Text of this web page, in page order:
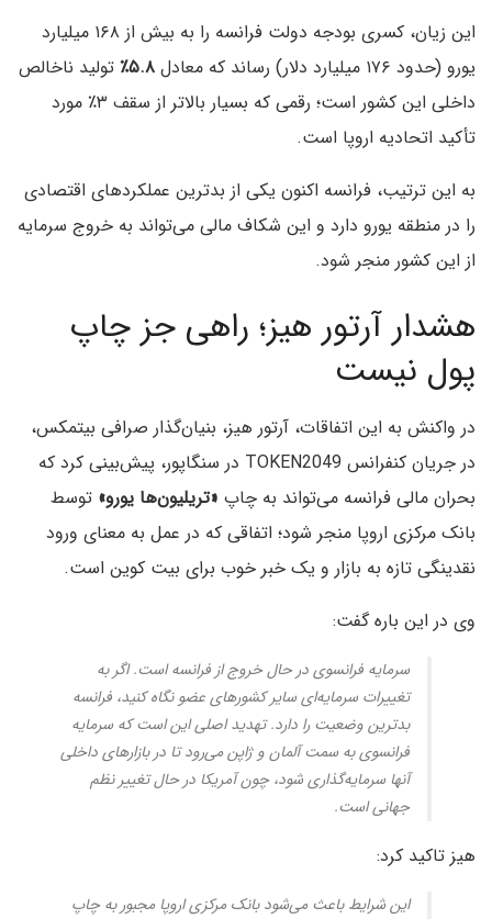
این زیان، کسری بودجه دولت فرانسه را به بیش از ۱۶۸ میلیارد
یورو (حدود ۱۷۶ میلیارد دلار) رساند که معادل
تولید ناخالص
داخلی این کشور است؛ رقمی که بسیار بالاتر از سقف ۳٪ مورد
تأکید اتحادیه اروپا است.
به این ترتیب، فرانسه اکنون یکی از بدترین عملکردهای اقتصادی
را در منطقه یورو دارد و این شکاف مالی می‌تواند به خروج سرمایه
از این کشور منجر شود.
هشدار آرتور هیز؛ راهی جز چاپ
پول نیست
در واکنش به این اتفاقات، آرتور هیز، بنیان‌گذار صرافی بیتمکس،
در جریان کنفرانس TOKEN2049 در سنگاپور، پیش‌بینی کرد که
بحران مالی فرانسه می‌تواند به چاپ «تریلیون‌ها یورو» توسط
بانک مرکزی اروپا منجر شود؛ اتفاقی که در عمل به معنای ورود
نقدینگی تازه به بازار و یک خبر خوب برای بیت کوین است.
وی در این باره گفت:
سرمایه فرانسوی در حال خروج از فرانسه است. اگر به
تغییرات سرمایه‌ای سایر کشورهای عضو نگاه کنید، فرانسه
بدترین وضعیت را دارد. تهدید اصلی این است که سرمایه
فرانسوی به سمت آلمان و ژاپن می‌رود تا در بازارهای داخلی
آنها سرمایه‌گذاری شود، چون آمریکا در حال تغییر نظم
جهانی است.
هیز تاکید کرد:
این شرایط باعث می‌شود بانک مرکزی اروپا مجبور به چاپ